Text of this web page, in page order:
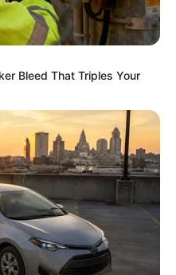
งการจากไปของคนรู้จัก
ยใจเพราะคนรักหักอก
ยืม มีเกณฑ์ถูกหลอกถูก
น้องอาจมาขอลาออก
ทรัพย์ ลาภยศ
Bleed That Triples Your